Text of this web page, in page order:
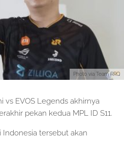
Photo via Team RRQ
vs EVOS Legends akhirnya
pekan kedua MPL ID S11.
tersebut akan